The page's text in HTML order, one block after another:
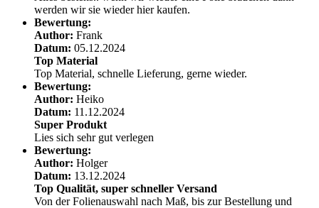
werden wir sie wieder hier kaufen.
Bewertung:
Author: Frank
Datum: 05.12.2024
Top Material
Top Material, schnelle Lieferung, gerne wieder.
Bewertung:
Author: Heiko
Datum: 11.12.2024
Super Produkt
Lies sich sehr gut verlegen
Bewertung:
Author: Holger
Datum: 13.12.2024
Top Qualität, super schneller Versand
Von der Folienauswahl nach Maß, bis zur Bestellung und